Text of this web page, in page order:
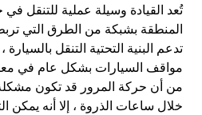
تُعد القيادة وسيلة عملية للتنقل
المنطقة بشبكة من الطرق التي
تدعم البنية التحتية التنقل
مواقف السيارات بشكل عام في
من أن حركة المرور قد تكون
خلال ساعات الذروة ، إلا أنه يمكن